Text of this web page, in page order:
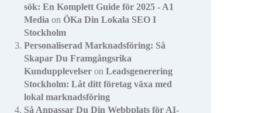
sök: En Komplett Guide för 2025 - A1
Media on ÖKa Din Lokala SEO I
Stockholm
Personaliserad Marknadsföring: Så
Skapar Du Framgångsrika
Kundupplevelser on Leadsgenerering
Stockholm: Låt ditt företag växa med
lokal marknadsföring
Så Anpassar Du Din Webbplats för AI-